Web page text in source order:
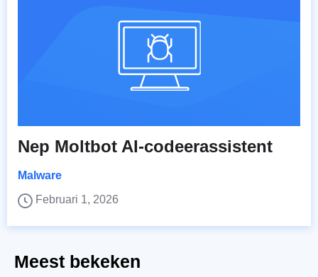
Nep Moltbot AI-codeerassistent
Malware
Februari 1, 2026
Meest bekeken